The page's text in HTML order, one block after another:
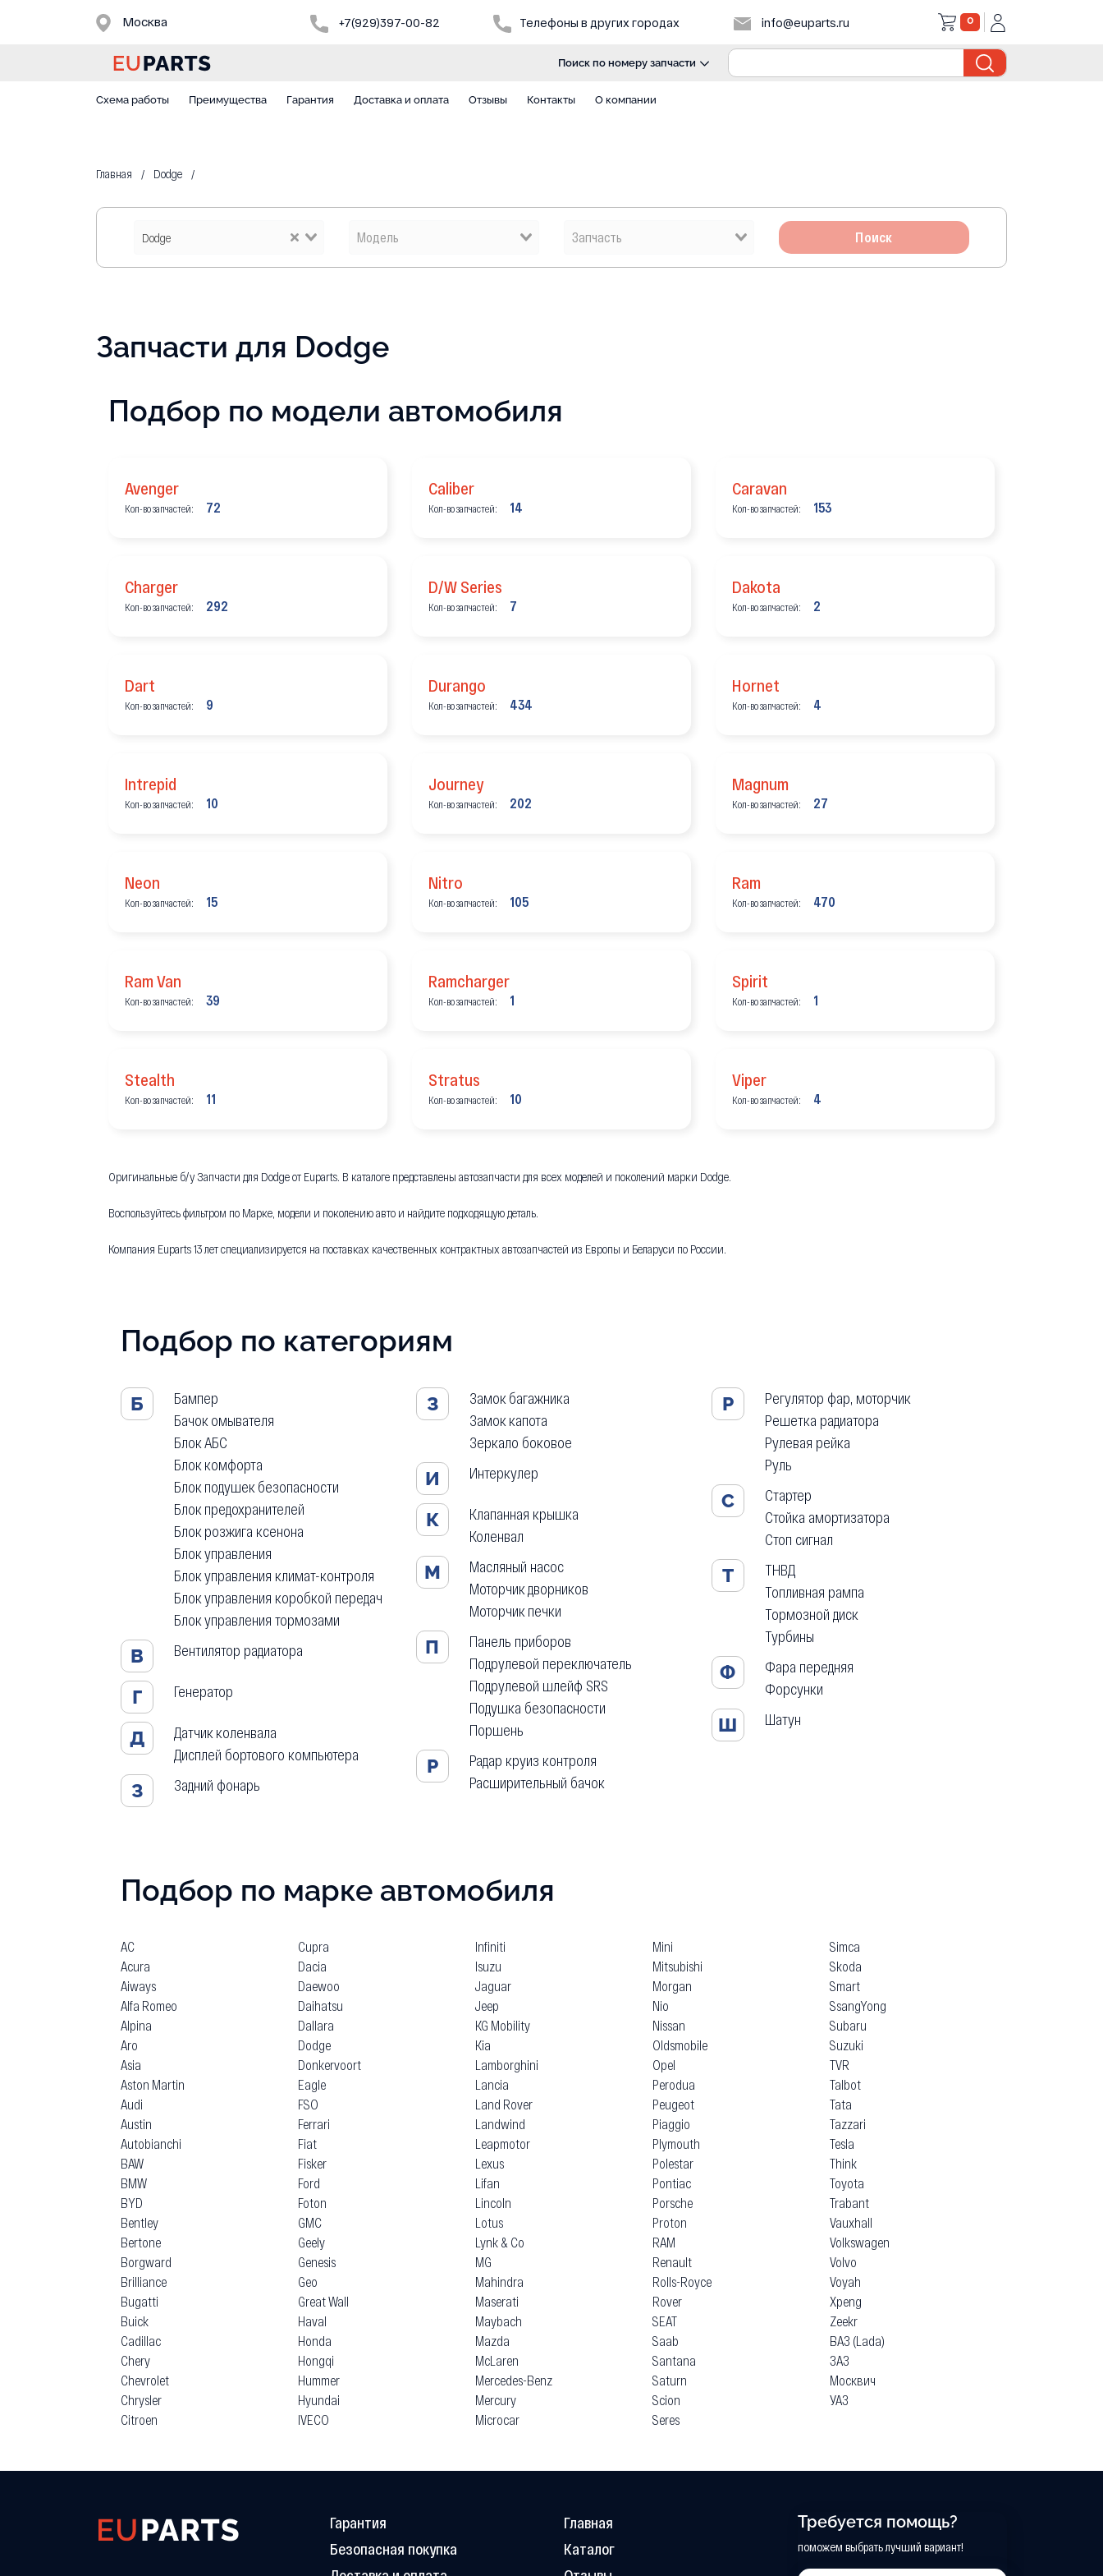
Москва +7(929)397-00-82 Телефоны в других городах info@euparts.ru 0
Поиск по номеру запчасти
Схема работы Преимущества Гарантия Доставка и оплата Отзывы Контакты О компании
Главная Dodge
Dodge Поиск
Запчасти для Dodge
Подбор по модели автомобиля
Avenger
Кол-во запчастей: 72
Caliber
Кол-во запчастей: 14
Caravan
Кол-во запчастей: 153
Charger
Кол-во запчастей: 292
D/W Series
Кол-во запчастей: 7
Dakota
Кол-во запчастей: 2
Dart
Кол-во запчастей: 9
Durango
Кол-во запчастей: 434
Hornet
Кол-во запчастей: 4
Intrepid
Кол-во запчастей: 10
Journey
Кол-во запчастей: 202
Magnum
Кол-во запчастей: 27
Neon
Кол-во запчастей: 15
Nitro
Кол-во запчастей: 105
Ram
Кол-во запчастей: 470
Ram Van
Кол-во запчастей: 39
Ramcharger
Кол-во запчастей: 1
Spirit
Кол-во запчастей: 1
Stealth
Кол-во запчастей: 11
Stratus
Кол-во запчастей: 10
Viper
Кол-во запчастей: 4
Оригинальные б/у Запчасти для Dodge от Euparts. В каталоге представлены автозапчасти для всех моделей и поколений марки Dodge.
Воспользуйтесь фильтром по Марке, модели и поколению авто и найдите подходящую деталь.
Компания Euparts 13 лет специализируется на поставках качественных контрактных автозапчастей из Европы и Беларуси по России.
Подбор по категориям
Б
Бампер
Бачок омывателя
Блок АБС
Блок комфорта
Блок подушек безопасности
Блок предохранителей
Блок розжига ксенона
Блок управления
Блок управления климат-контроля
Блок управления коробкой передач
Блок управления тормозами
В Вентилятор радиатора
Г Генератор
Д
Датчик коленвала
Дисплей бортового компьютера
З Задний фонарь
З
Замок багажника
Замок капота
Зеркало боковое
И Интеркулер
К
Клапанная крышка
Коленвал
М
Масляный насос
Моторчик дворников
Моторчик печки
П
Панель приборов
Подрулевой переключатель
Подрулевой шлейф SRS
Подушка безопасности
Поршень
Р
Радар круиз контроля
Расширительный бачок
Р
Регулятор фар, моторчик
Решетка радиатора
Рулевая рейка
Руль
С
Стартер
Стойка амортизатора
Стоп сигнал
Т
ТНВД
Топливная рампа
Тормозной диск
Турбины
Ф
Фара передняя
Форсунки
Ш Шатун
Подбор по марке автомобиля
AC
Acura
Aiways
Alfa Romeo
Alpina
Aro
Asia
Aston Martin
Audi
Austin
Autobianchi
BAW
BMW
BYD
Bentley
Bertone
Borgward
Brilliance
Bugatti
Buick
Cadillac
Chery
Chevrolet
Chrysler
Citroen
Cupra
Dacia
Daewoo
Daihatsu
Dallara
Dodge
Donkervoort
Eagle
FSO
Ferrari
Fiat
Fisker
Ford
Foton
GMC
Geely
Genesis
Geo
Great Wall
Haval
Honda
Hongqi
Hummer
Hyundai
IVECO
Infiniti
Isuzu
Jaguar
Jeep
KG Mobility
Kia
Lamborghini
Lancia
Land Rover
Landwind
Leapmotor
Lexus
Lifan
Lincoln
Lotus
Lynk & Co
MG
Mahindra
Maserati
Maybach
Mazda
McLaren
Mercedes-Benz
Mercury
Microcar
Mini
Mitsubishi
Morgan
Nio
Nissan
Oldsmobile
Opel
Perodua
Peugeot
Piaggio
Plymouth
Polestar
Pontiac
Porsche
Proton
RAM
Renault
Rolls-Royce
Rover
SEAT
Saab
Santana
Saturn
Scion
Seres
Simca
Skoda
Smart
SsangYong
Subaru
Suzuki
TVR
Talbot
Tata
Tazzari
Tesla
Think
Toyota
Trabant
Vauxhall
Volkswagen
Volvo
Voyah
Xpeng
Zeekr
ВАЗ (Lada)
ЗАЗ
Москвич
УАЗ
Гарантия
Безопасная покупка
Главная
Каталог
Требуется помощь?
поможем выбрать лучший вариант!